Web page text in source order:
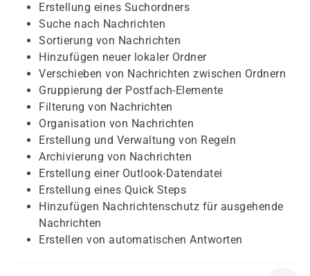
Erstellung eines Suchordners
Suche nach Nachrichten
Sortierung von Nachrichten
Hinzufügen neuer lokaler Ordner
Verschieben von Nachrichten zwischen Ordnern
Gruppierung der Postfach-Elemente
Filterung von Nachrichten
Organisation von Nachrichten
Erstellung und Verwaltung von Regeln
Archivierung von Nachrichten
Erstellung einer Outlook-Datendatei
Erstellung eines Quick Steps
Hinzufügen Nachrichtenschutz für ausgehende
Nachrichten
Erstellen von automatischen Antworten